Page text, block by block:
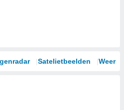
Satelietbeelden